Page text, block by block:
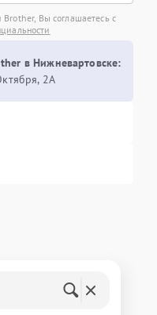
Вы соглашаетесь с
в Нижневартовске:
2А